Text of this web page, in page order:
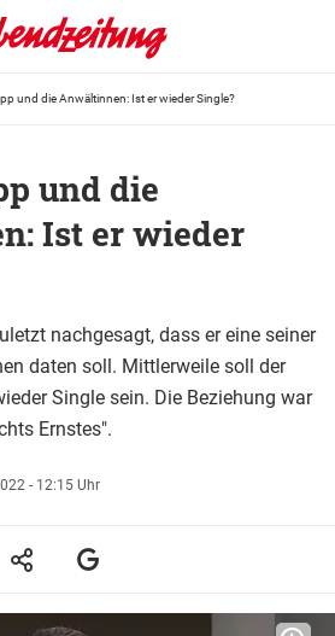
und die Anwältinnen: Ist er wieder Single?
und die
Ist er wieder
nachgesagt, dass er eine seiner
daten soll. Mittlerweile soll der
Single sein. Die Beziehung war
Ernstes".
- 12:15 Uhr